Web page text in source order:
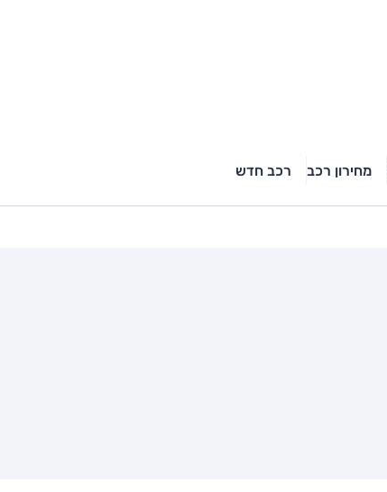
מחירון רכב רכב חדש